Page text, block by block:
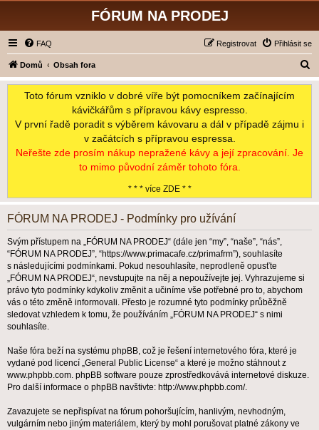
FÓRUM NA PRODEJ
FAQ Přihlásit se
Registrovat
Domů Obsah fora
l
Toto fórum vzniklo v dobré víře být pomocníkem začínajícím
kávičkářům s přípravou kávy espresso.
V první řadě poradit s výběrem kávovaru a dál v případě zájmu i
v začátcích s přípravou espressa.
Neřešte zde prosím nákup nepražené kávy a její zpracování. Je
to mimo původní záměr tohoto fóra.
* * * více ZDE * *
FÓRUM NA PRODEJ - Podmínky pro užívání
Svým přístupem na „FÓRUM NA PRODEJ“ (dále jen “my”, “naše”, “nás”,
“FÓRUM NA PRODEJ”, “https://www.primacafe.cz/primafrm”), souhlasíte
s následujícími podmínkami. Pokud nesouhlasíte, neprodleně opusťte
„FÓRUM NA PRODEJ“, nevstupujte na něj a nepoužívejte jej. Vyhrazujeme si
právo tyto podmínky kdykoliv změnit a učiníme vše potřebné pro to, abychom
vás o této změně informovali. Přesto je rozumné tyto podmínky průběžně
sledovat vzhledem k tomu, že používáním „FÓRUM NA PRODEJ“ s nimi
souhlasíte.
Naše fóra beží na systému phpBB, což je řešení internetového fóra, které je
vydané pod licencí „General Public License“ a které je možno stáhnout z
www.phpbb.com. phpBB software pouze zprostředkovává internetové diskuze.
Pro další informace o phpBB navštivte: http://www.phpbb.com/.
Zavazujete se nepřispívat na fórum pohoršujícím, hanlivým, nevhodným,
vulgárním nebo jiným materiálem, který by mohl porušovat platné zákony ve